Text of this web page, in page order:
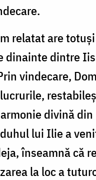
relatat are
dinainte dintre
vindecare,
divină din
lui Ilie a
înseamnă că
la loc a